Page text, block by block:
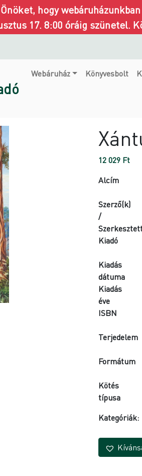
hogy
17. 8:00 óráig szünetel.
Webáruház Könyvesbolt
12 029 Ft
Alcím
Szerző(k)
/
Kiadó
Kiadás
dátuma
Kiadás
éve
ISBN
Terjedelem
Formátum
Kötés
típusa
Kategóriák: